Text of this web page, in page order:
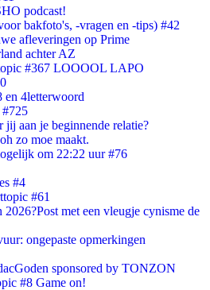
podcast!
bakfoto's, -vragen en -tips) #42
afleveringen op Prime
achter AZ
#367 LOOOOL LAPO
en 4letterwoord
jij aan je beginnende relatie?
zo moe maakt.
om 22:22 uur #76
#4
#61
2026?Post met een vleugje cynisme de
ongepaste opmerkingen
sponsored by TONZON
#8 Game on!